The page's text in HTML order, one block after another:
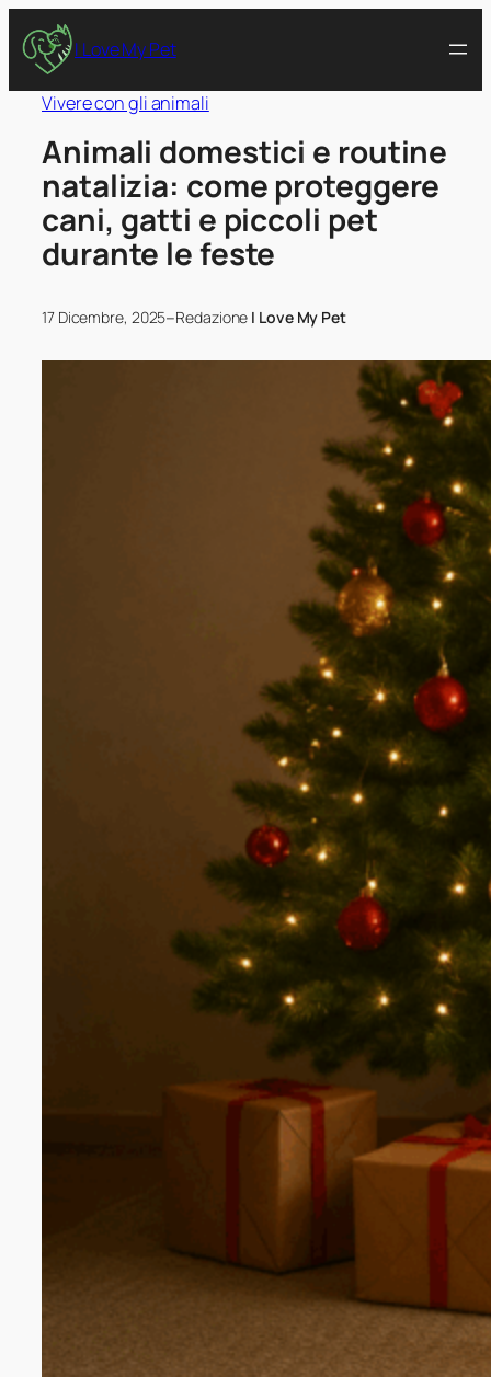
I Love My Pet
Vivere con gli animali
Animali domestici e routine
natalizia: come proteggere
cani, gatti e piccoli pet
durante le feste
17 Dicembre, 2025–Redazione I Love My Pet